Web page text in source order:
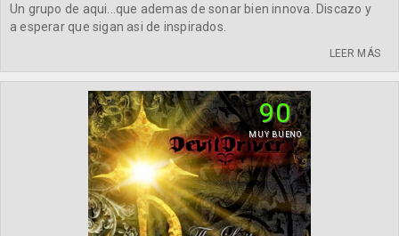
Un grupo de aqui...que ademas de sonar bien innova. Discazo y
a esperar que sigan asi de inspirados.
LEER MÁS
90
MUY BUENO